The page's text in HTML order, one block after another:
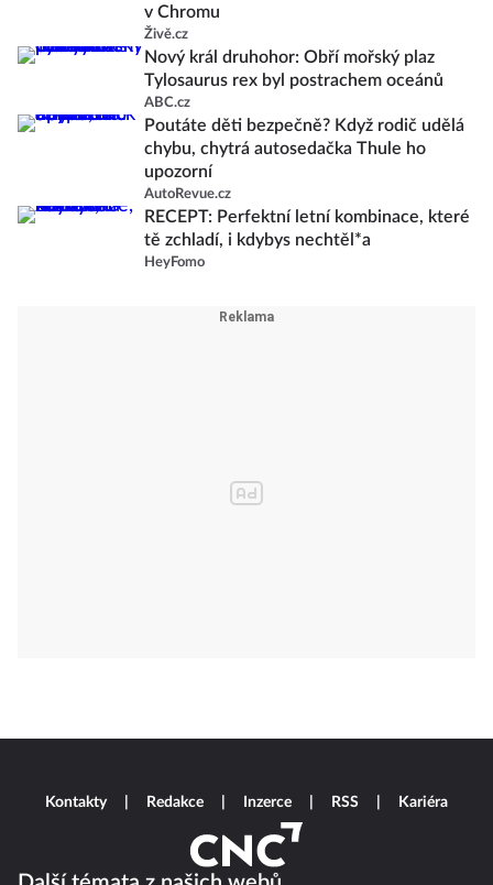
v Chromu
Živě.cz
Nový král druhohor: Obří mořský plaz
Tylosaurus rex byl postrachem oceánů
ABC.cz
Poutáte děti bezpečně? Když rodič udělá
chybu, chytrá autosedačka Thule ho
upozorní
AutoRevue.cz
RECEPT: Perfektní letní kombinace, které
tě zchladí, i kdybys nechtěl*a
HeyFomo
Kontakty Redakce Inzerce RSS Kariéra